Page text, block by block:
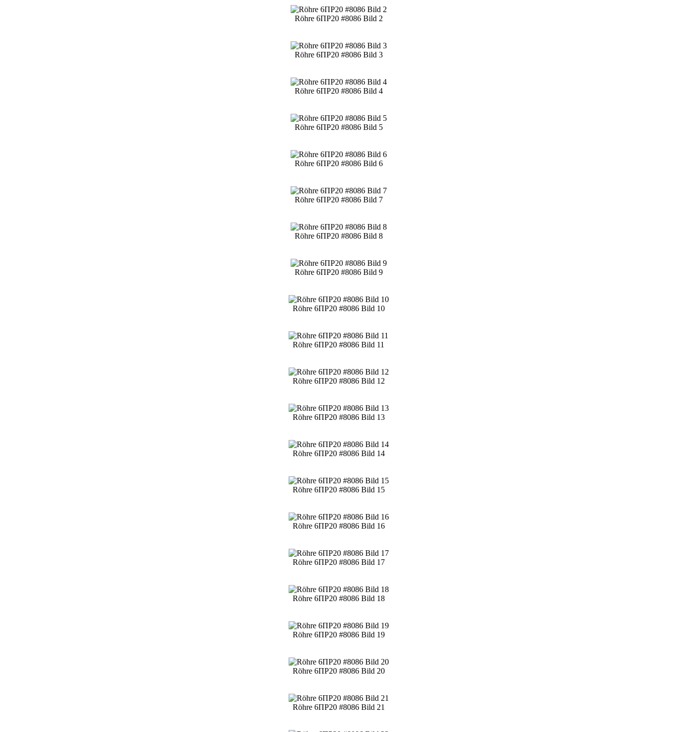
Röhre 6ПР20 #8086 Bild 2
Röhre 6ПР20 #8086 Bild 3
Röhre 6ПР20 #8086 Bild 4
Röhre 6ПР20 #8086 Bild 5
Röhre 6ПР20 #8086 Bild 6
Röhre 6ПР20 #8086 Bild 7
Röhre 6ПР20 #8086 Bild 8
Röhre 6ПР20 #8086 Bild 9
Röhre 6ПР20 #8086 Bild 10
Röhre 6ПР20 #8086 Bild 11
Röhre 6ПР20 #8086 Bild 12
Röhre 6ПР20 #8086 Bild 13
Röhre 6ПР20 #8086 Bild 14
Röhre 6ПР20 #8086 Bild 15
Röhre 6ПР20 #8086 Bild 16
Röhre 6ПР20 #8086 Bild 17
Röhre 6ПР20 #8086 Bild 18
Röhre 6ПР20 #8086 Bild 19
Röhre 6ПР20 #8086 Bild 20
Röhre 6ПР20 #8086 Bild 21